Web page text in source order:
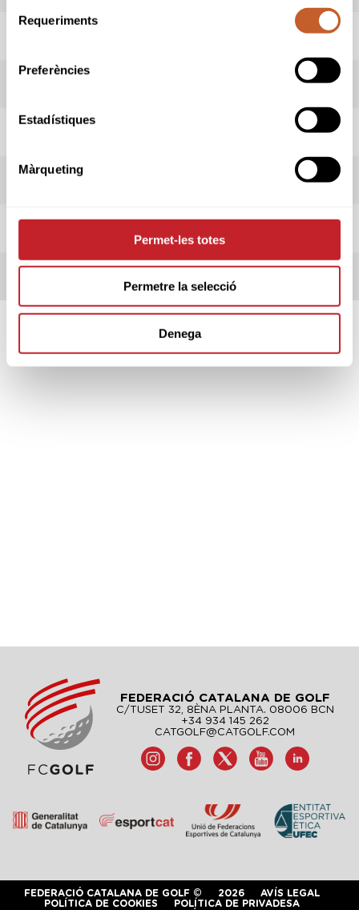
Requeriments
Preferències
Estadístiques
Màrqueting
Permet-les totes
Permetre la selecció
Denega
INFORMACIÓ CLUB
SPONSORS
FEDERACIÓ CATALANA DE GOLF
C/TUSET 32, 8ÈNA PLANTA. 08006 BCN
+34 934 145 262
CATGOLF@CATGOLF.COM
FEDERACIÓ CATALANA DE GOLF © 2026
AVÍS LEGAL
POLÍTICA DE COOKIES
POLÍTICA DE PRIVADESA